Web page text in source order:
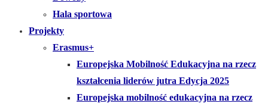
Hala sportowa
Projekty
Erasmus+
Europejska Mobilność Edukacyjna na rzecz
kształcenia liderów jutra Edycja 2025
Europejska mobilność edukacyjna na rzecz